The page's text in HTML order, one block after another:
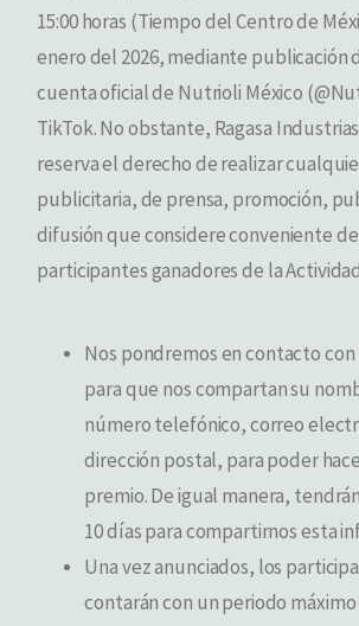
15:00 horas (Tiempo del Centro de
enero del 2026, mediante publicación
cuenta oficial de Nutrioli México
TikTok. No obstante, Ragasa Industrias,
reserva el derecho de realizar
publicitaria, de prensa, promoción,
difusión que considere conveniente
participantes ganadores de la
Nos pondremos en contacto con
para que nos compartan su
número telefónico, correo
dirección postal, para poder
premio. De igual manera,
10 días para compartirnos esta
Una vez anunciados, los
contarán con un periodo máximo